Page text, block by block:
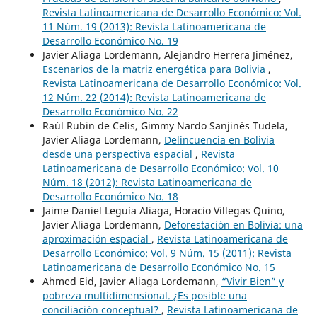
Revista Latinoamericana de Desarrollo Económico: Vol.
11 Núm. 19 (2013): Revista Latinoamericana de
Desarrollo Económico No. 19
Javier Aliaga Lordemann, Alejandro Herrera Jiménez,
Escenarios de la matriz energética para Bolivia ,
Revista Latinoamericana de Desarrollo Económico: Vol.
12 Núm. 22 (2014): Revista Latinoamericana de
Desarrollo Económico No. 22
Raúl Rubin de Celis, Gimmy Nardo Sanjinés Tudela,
Javier Aliaga Lordemann, Delincuencia en Bolivia
desde una perspectiva espacial , Revista
Latinoamericana de Desarrollo Económico: Vol. 10
Núm. 18 (2012): Revista Latinoamericana de
Desarrollo Económico No. 18
Jaime Daniel Leguía Aliaga, Horacio Villegas Quino,
Javier Aliaga Lordemann, Deforestación en Bolivia: una
aproximación espacial , Revista Latinoamericana de
Desarrollo Económico: Vol. 9 Núm. 15 (2011): Revista
Latinoamericana de Desarrollo Económico No. 15
Ahmed Eid, Javier Aliaga Lordemann, “Vivir Bien” y
pobreza multidimensional. ¿Es posible una
conciliación conceptual? , Revista Latinoamericana de